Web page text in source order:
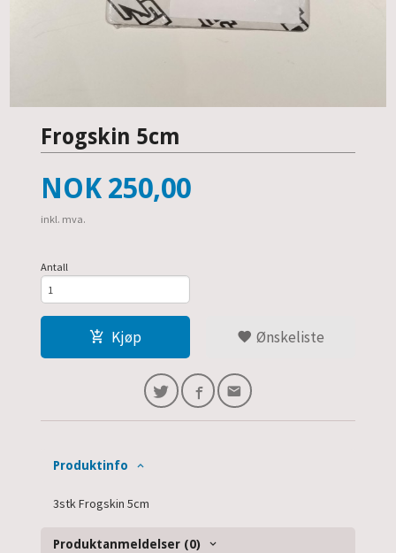
Frogskin 5cm
Pris
NOK 250,00
inkl. mva.
Antall
Kjøp Ønskeliste
Produktinfo
3stk Frogskin 5cm
Produktanmeldelser (0)